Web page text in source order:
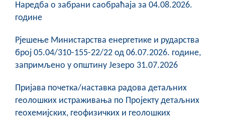
Наредба о забрани саобраћаја за 04.08.2026.
године
Рјешење Министарства енергетике и рударства
број 05.04/310-155-22/22 од 06.07.2026. године,
запримљено у општину Језеро 31.07.2026
Пријава почетка/наставка радова детаљних
геолошких истраживања по Пројекту детаљних
геохемијских, геофизичких и геолошких